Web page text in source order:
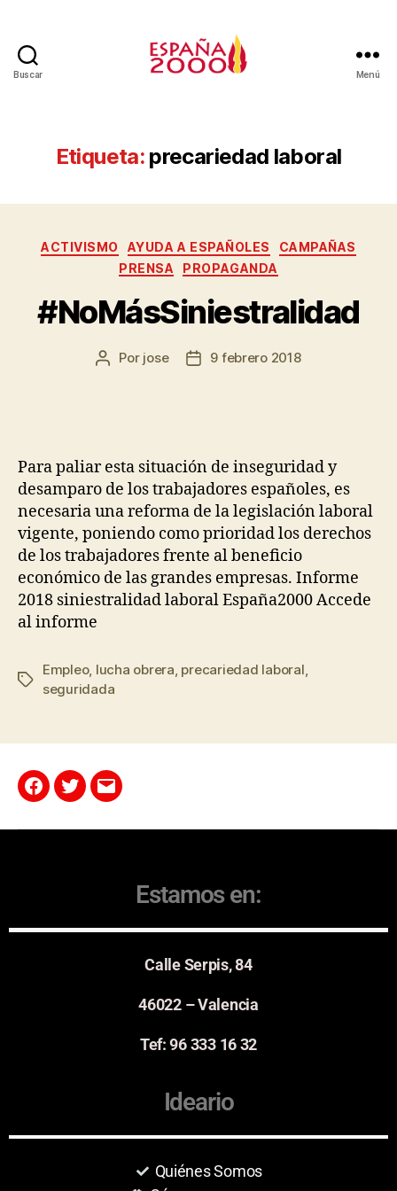
Buscar Menú
Etiqueta: precariedad laboral
ACTIVISMO AYUDA A ESPAÑOLES
CAMPAÑAS
PRENSA
PROPAGANDA
#NoMásSiniestralidad
Por jose 9 febrero 2018
Para paliar esta situación de inseguridad y
desamparo de los trabajadores españoles, es
necesaria una reforma de la legislación laboral
vigente, poniendo como prioridad los derechos
de los trabajadores frente al beneficio
económico de las grandes empresas. Informe
2018 siniestralidad laboral España2000 Accede
al informe
Empleo, lucha obrera, precariedad laboral,
seguridada
Estamos en:
Calle Serpis, 84
46022 – Valencia
Tef: 96 333 16 32
Ideario
Quiénes Somos